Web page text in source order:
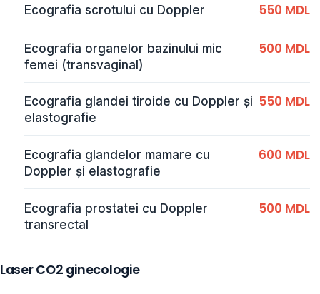
Ecografia scrotului cu Doppler 550 MDL
Ecografia organelor bazinului mic
femei (transvaginal)
500 MDL
Ecografia glandei tiroide cu Doppler și
elastografie
550 MDL
Ecografia glandelor mamare cu
Doppler și elastografie
600 MDL
Ecografia prostatei cu Doppler
transrectal
500 MDL
Laser CO2 ginecologie